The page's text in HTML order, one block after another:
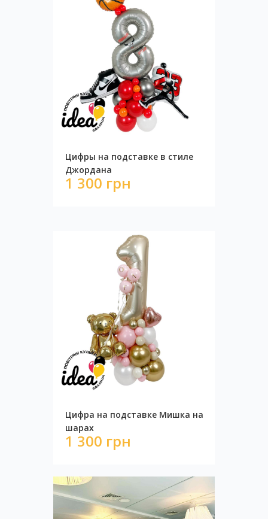
Фотозона Бабочки
14 800 грн
Цифры на подставке в стиле
Джордана
1 300 грн
Цифра на подставке Мишка на
шарах
1 300 грн